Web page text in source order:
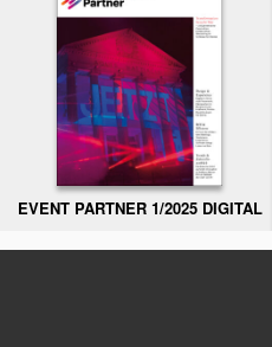
EVENT PARTNER 1/2025 DIGITAL